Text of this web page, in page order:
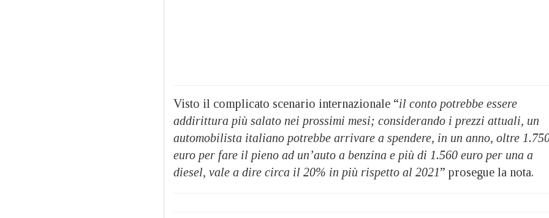
Visto il complicato scenario internazionale “il conto potrebbe essere
addirittura più salato nei prossimi mesi; considerando i prezzi attuali, un
automobilista italiano potrebbe arrivare a spendere, in un anno, oltre
euro per fare il pieno ad un’auto a benzina e più di 1.560 euro per una a
diesel, vale a dire circa il 20% in più rispetto al 2021” prosegue la nota.